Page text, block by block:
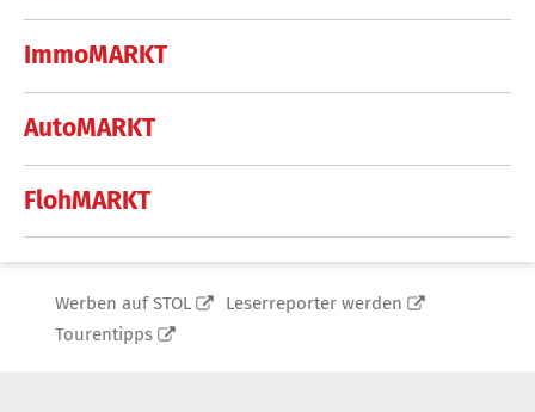
ImmoMARKT
AutoMARKT
FlohMARKT
Werben auf STOL
Leserreporter werden
Tourentipps